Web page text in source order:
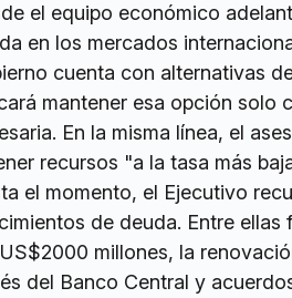
el equipo económico
en los mercados
cuenta con alternativas
mantener esa opción solo
En la misma línea, el
recursos "a la tasa más
el momento, el Ejecutivo
de deuda. Entre
millones, la
del Banco Central y